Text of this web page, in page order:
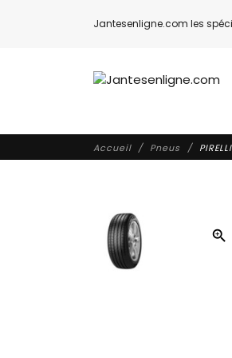
Jantesenligne.com les
Accueil Pneus
zoom_in